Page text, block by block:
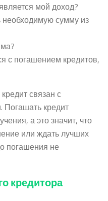
мой доход?
сумму из
с погашением кредитов,
связан с
Погашать кредит
а это значит, что
или ждать лучших
погашения не
кредитора